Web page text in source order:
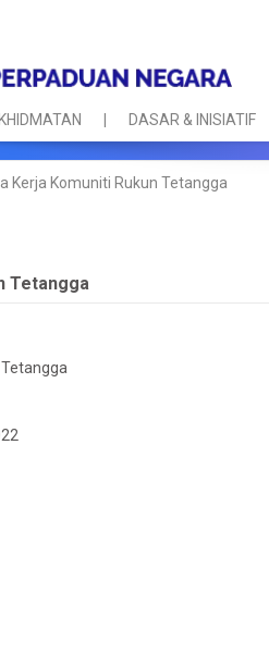
DASAR & INISIATIF
Kerja Komuniti Rukun Tetangga
Tetangga